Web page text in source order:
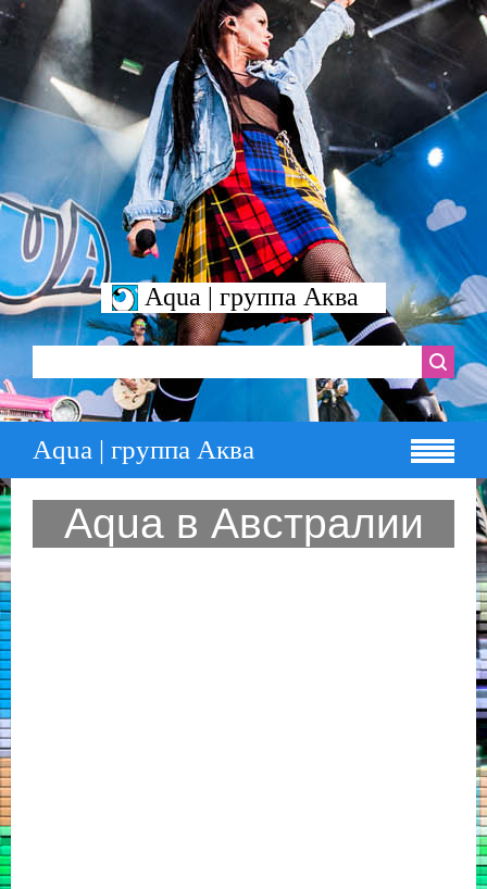
Aqua | группа Аква
Aqua | группа Аква
Aqua в Австралии